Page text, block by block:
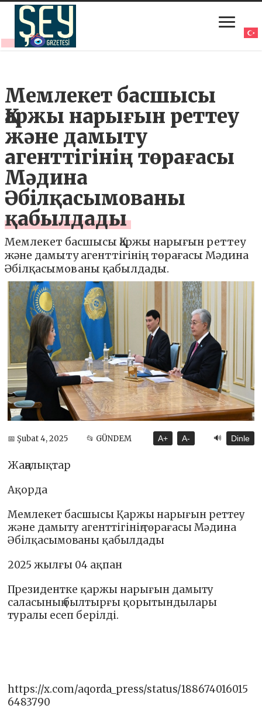
Мемлекет басшысы
Қаржы нарығын реттеу
және дамыту
агенттігінің төрағасы
Мәдина
Әбілқасымованы
қабылдады
Мемлекет басшысы Қаржы нарығын реттеу
және дамыту агенттігінің төрағасы Мәдина
Әбілқасымованы қабылдады.
📅 Şubat 4, 2025 📂 GÜNDEM A+ A- 🔊 Dinle
Жаңалықтар
Ақорда
Мемлекет басшысы Қаржы нарығын реттеу
және дамыту агенттігінің төрағасы Мәдина
Әбілқасымованы қабылдады
2025 жылғы 04 ақпан
Президентке қаржы нарығын дамыту
саласының былтырғы қорытындылары
туралы есеп берілді.
https://x.com/aqorda_press/status/188674016015
6483790